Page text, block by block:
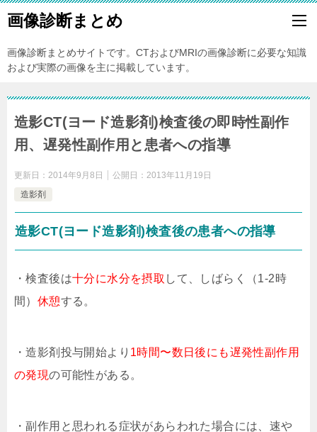
画像診断まとめ
画像診断まとめサイトです。CTおよびMRIの画像診断に必要な知識
および実際の画像を主に掲載しています。
造影CT(ヨード造影剤)検査後の即時性副作
用、遅発性副作用と患者への指導
更新日： 2014年9月8日 公開日： 2013年11月19日
造影剤
造影CT(ヨード造影剤)検査後の患者への指導
・検査後は十分に水分を摂取 して、しばらく（1-2時
間） 休憩する。
・造影剤投与開始より 1時間〜数日後にも遅発性副作用
の発現の可能性がある。
・副作用と思われる症状があらわれた場合には、速や